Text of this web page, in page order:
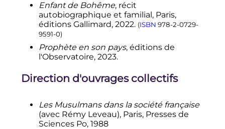
Enfant de Bohême, récit
autobiographique et familial, Paris,
éditions Gallimard, 2022. (ISBN 978-2-0729-
9591-0)
Prophète en son pays, éditions de
l'Observatoire, 2023.
Direction d'ouvrages collectifs
Les Musulmans dans la société française
(avec Rémy Leveau), Paris, Presses de
Sciences Po, 1988